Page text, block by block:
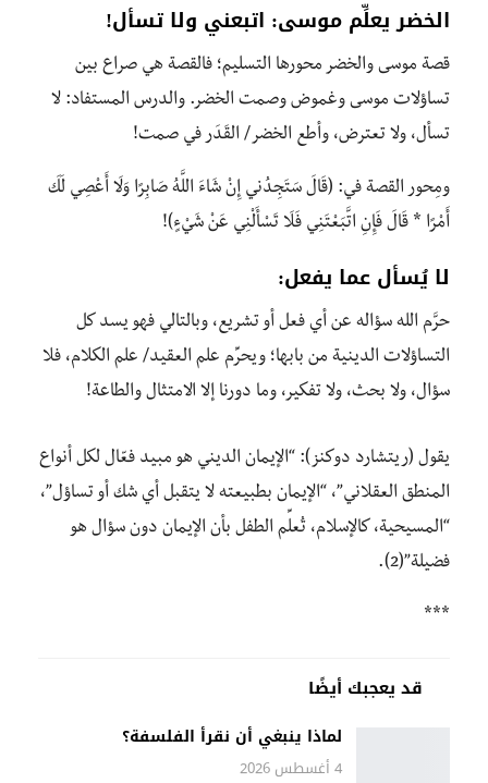
الخضر يعلِّم موسى: اتبعني ولا تسأل!
قصة موسى والخضر محورها التسليم؛ فالقصة هي صراع بين
تساؤلات موسى وغموض وصمت الخضر. والدرس المستفاد: لا
تسأل، ولا تعترض، وأطع الخضر/ القَدَر في صمت!
ومِحور القصة في: (قَالَ سَتَجِدُنِي إِنْ شَاءَ اللَّهُ صَابِرًا وَلَا أَعْصِي لَكَ
أَمْرًا * قَالَ فَإِنِ اتَّبَعْتَنِي فَلَا تَسْأَلْنِي عَنْ شَيْءٍ)!
لا يُسأل عما يفعل:
حرَّم الله سؤاله عن أي فعل أو تشريع، وبالتالي فهو يسد كل
التساؤلات الدينية من بابها؛ ويحرِّم علم العقيد/ علم الكلام، فلا
سؤال، ولا بحث، ولا تفكير، وما دورنا إلا الامتثال والطاعة!
يقول (ريتشارد دوكنز): “الإيمان الديني هو مبيد فعّال لكل أنواع
المنطق العقلاني”، “الإيمان بطبيعته لا يتقبل أي شك أو تساؤل”،
“المسيحية، كالإسلام، تُعلِّم الطفل بأن الإيمان دون سؤال هو
فضيلة”(2).
***
قد يعجبك أيضًا
لماذا ينبغي أن نقرأ الفلسفة؟
4 أغسطس 2026